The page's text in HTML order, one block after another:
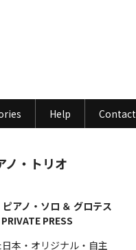
Help Contact
ノ・トリオ
アノ・ソロ ＆ グロテス
PRESS
本・オリジナル・自主